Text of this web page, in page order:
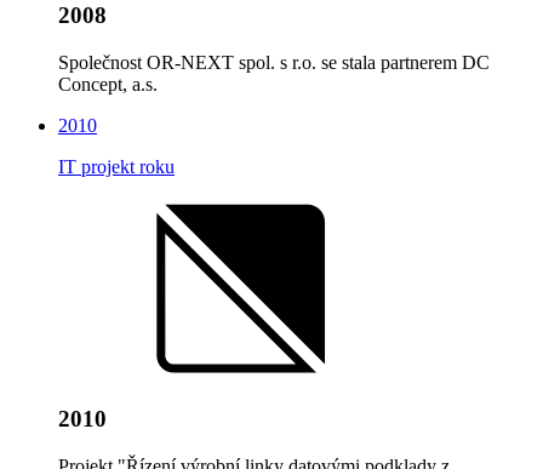
2008
Společnost OR-NEXT spol. s r.o. se stala partnerem DC
Concept, a.s.
2010
IT projekt roku
2010